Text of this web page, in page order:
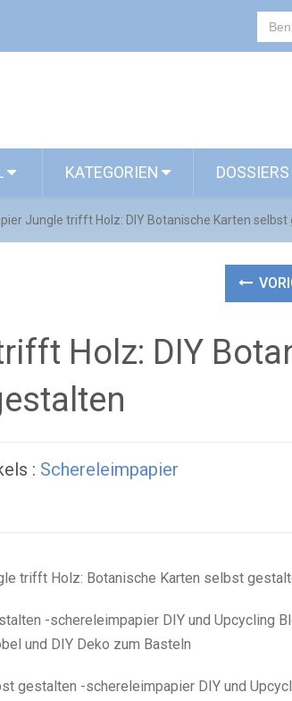
KATEGORIEN DOSSIERS
Jungle trifft Holz: DIY Botanische Karten selbst
Holz: DIY
: Schereleimpapier
-schereleimpapier DIY und Upcycling
und DIY Deko zum Basteln
gestalten -schereleimpapier DIY und